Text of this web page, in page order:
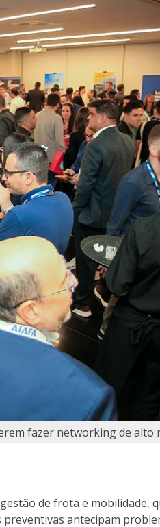
fazer networking de alto
de frota e mobilidade,
antecipam